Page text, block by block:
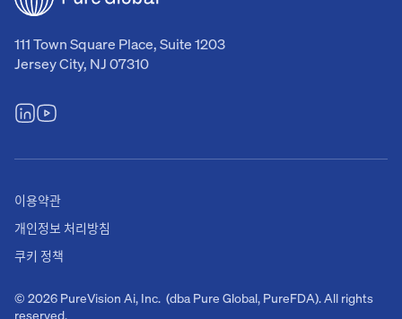
111 Town Square Place, Suite 1203
Jersey City, NJ 07310
© 2026 PureVision Ai, Inc. (dba Pure Global, PureFDA). All rights
reserved.
이용약관
개인정보 처리방침
쿠키 정책